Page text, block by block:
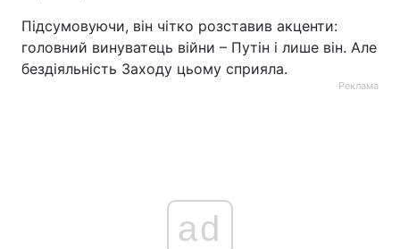
Підсумовуючи, він чітко розставив акценти:
головний винуватець війни – Путін і лише він. Але
бездіяльність Заходу цьому сприяла.
Реклама
ad